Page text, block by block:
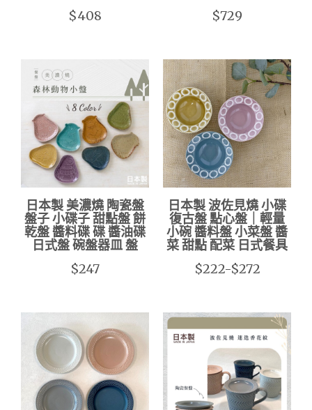
$408 $729
日本製 美濃燒 陶瓷盤
盤子 小碟子 甜點盤 餅
乾盤 醬料碟 碟 醬油碟
日式盤 碗盤器皿 盤
$247
日本製 波佐見燒 小碟
復古盤 點心盤｜輕量
小碗 醬料盤 小菜盤 醬
菜 甜點 配菜 日式餐具
$222-$272